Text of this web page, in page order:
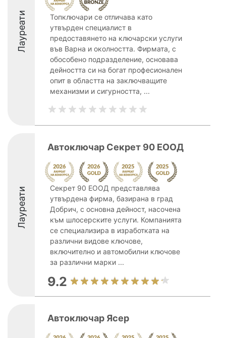
Лауреати
Топключари се отличава като
утвърден специалист в
предоставянето на ключарски услуги
във Варна и околността. Фирмата, с
обособено подразделение, основава
дейността си на богат професионален
опит в областта на заключващите
механизми и сигурността, ...
Лауреати
Автоключар Секрет 90 EOOД
Секрет 90 ЕООД представлява
утвърдена фирма, базирана в град
Добрич, с основна дейност, насочена
към шлосерските услуги. Компанията
се специализира в изработката на
различни видове ключове,
включително и автомобилни ключове
за различни марки ...
9.2
Автоключар Ясер